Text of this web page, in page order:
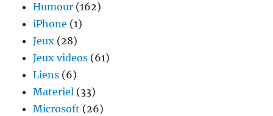
Humour (162)
iPhone (1)
Jeux (28)
Jeux videos (61)
Liens (6)
Materiel (33)
Microsoft (26)